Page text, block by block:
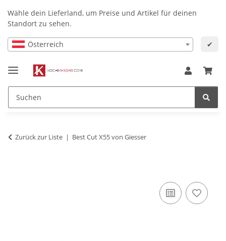
Wähle dein Lieferland, um Preise und Artikel für deinen
Standort zu sehen.
Österreich ✔
Zurück zur Liste Best Cut X55 von Giesser